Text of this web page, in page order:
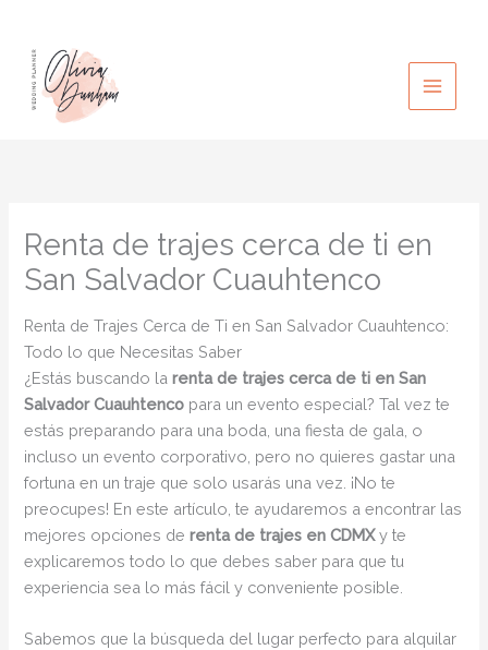
contenido
Renta de trajes cerca de ti en
San Salvador Cuauhtenco
Renta de Trajes Cerca de Ti en San Salvador Cuauhtenco:
Todo lo que Necesitas Saber
¿Estás buscando larenta de trajes cerca de ti en San
Salvador Cuauhtenco para un evento especial? Tal vez te
estás preparando para una boda, una fiesta de gala, o
incluso un evento corporativo, pero no quieres gastar una
fortuna en un traje que solo usarás una vez. ¡No te
preocupes! En este artículo, te ayudaremos a encontrar las
mejores opciones derenta de trajes en CDMXy te
explicaremos todo lo que debes saber para que tu
experiencia sea lo más fácil y conveniente posible.
Sabemos que la búsqueda del lugar perfecto para alquilar